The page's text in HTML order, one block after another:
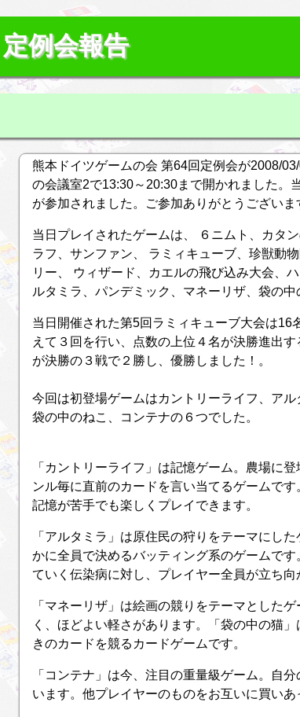
例会報告
熊本ドイツゲームの会 第64回定例会が2008/
の会議室2で13:30～20:30まで開かれました。
が参加されました。ご参加ありがとうございま
当日プレイされたゲームは、 ６ニムト、カタ
ラフ、サンファン、 ラミィキューブ、珍獣動
リー、 ウィザード、カエルの飛び込み大会、
ルタミラ、パンデミック、マネーリザ、袋の中
当日開催された第5回ラミィキューブ大会は16
えて３回を行い、点数の上位４名が決勝進出
が決勝の３戦で２勝し、優勝しました！。
今回は初登場ゲームはカントリーライフ、アル
袋の中のねこ、コンテナの６つでした。
「カントリーライフ」は記憶ゲーム。農場に
ンル毎に直前のカードを言い当てるゲームで
記憶が苦手でも楽しくプレイできます。
「アルタミラ」は原住民の狩りをテーマにし
かに全員で決めるバッティング系のゲームで
ていく伝染病に対し、プレイヤー全員が立ち向
「マネーリザ」は絵画の競りをテーマとした
く、ほどよい軽さがあります。「袋の中の猫
きのカードを競るカードゲームです。
「コンテナ」は今、注目の重量級ゲーム。自
います。他プレイヤーのものをお互いに買いあ